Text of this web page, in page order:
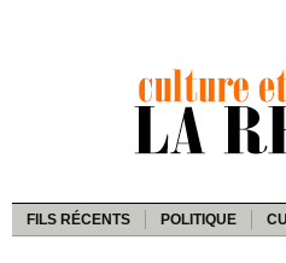
FILS RÉCENTS POLITIQUE